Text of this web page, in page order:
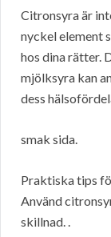
Citronsyra är
nyckel element
hos dina rätter.
mjölksyra kan
dess
smak sida.
Praktiska tips
Använd
skillnad. .